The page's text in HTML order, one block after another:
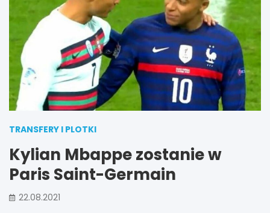
TRANSFERY I PLOTKI
Kylian Mbappe zostanie w
Paris Saint-Germain
22.08.2021